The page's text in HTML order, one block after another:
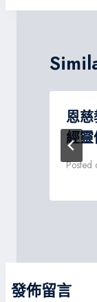
導
恩
經
Posted
發佈留言